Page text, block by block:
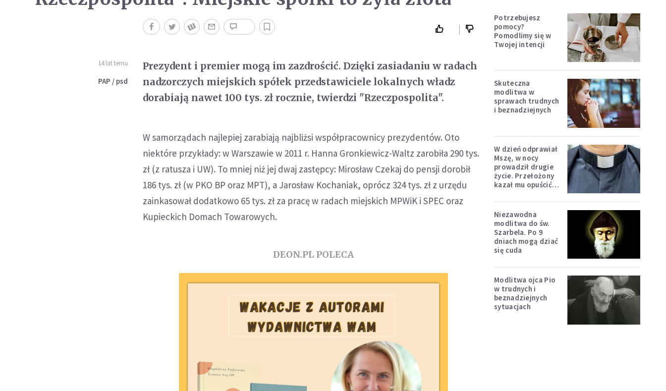
14 lat temu
PAP / psd
Prezydent i premier mogą im zazdrościć. Dzięki zasiadaniu w radach
nadzorczych miejskich spółek przedstawiciele lokalnych władz
dorabiają nawet 100 tys. zł rocznie, twierdzi "Rzeczpospolita".
W samorządach najlepiej zarabiają najbliżsi współpracownicy prezydentów. Oto
niektóre przykłady: w Warszawie w 2011 r. Hanna Gronkiewicz-Waltz zarobiła 290 tys.
zł (z ratusza i UW). To mniej niż jej dwaj zastępcy: Mirosław Czekaj do pensji dorobił
186 tys. zł (w PKO BP oraz MPT), a Jarosław Kochaniak, oprócz 324 tys. zł z urzędu
zainkasował dodatkowo 65 tys. zł za pracę w radach miejskich MPWiK i SPEC oraz
Kupieckich Domach Towarowych.
DEON.PL POLECA
Potrzebujesz
pomocy?
Pomodlimy się w
Twojej intencji
Skuteczna
modlitwa w
sprawach trudnych
i beznadziejnych
W dzień odprawiał
Mszę, w nocy
prowadził drugie
życie. Przełożony
kazał mu opuścić
Niezawodna
modlitwa do św.
Szarbela. Po 9
dniach mogą dziać
się cuda
Modlitwa ojca Pio
w trudnych i
beznadziejnych
sytuacjach